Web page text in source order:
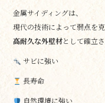
金属サイディングは、
現代の技術によって弱点を克
高耐久な外壁材として確立
サビに強い
長寿命
自然環境に強い